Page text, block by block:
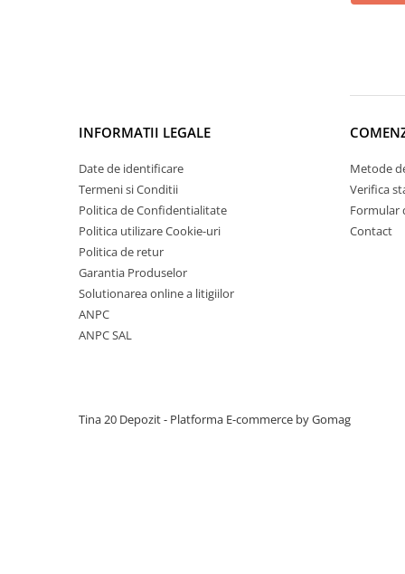
polimeri cu inaltime redusa
polimeri cu inaltime normala
Curti de lumina ACO Therm
INFORMATII LEGALE
Date de identificare
Termeni si Conditii
Politica de Confidentialitate
Politica utilizare Cookie-uri
Politica de retur
Garantia Produselor
Solutionarea online a litigiilor
ANPC
ANPC SAL
Metode
Verifica
Formular
Contact
Tina 20 Depozit - Platforma E-commerce by Gomag